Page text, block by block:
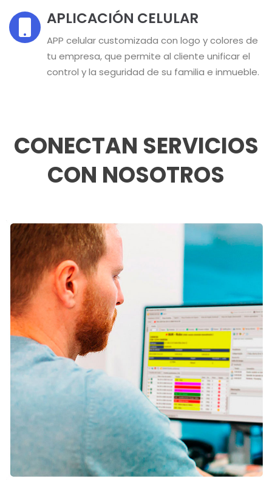
APLICACIÓN CELULAR
APP celular customizada con logo y colores de
tu empresa, que permite al cliente unificar el
control y la seguridad de su familia e inmueble.
CONECTAN SERVICIOS
CON NOSOTROS